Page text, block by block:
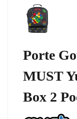
Porte
MUST
Box 2